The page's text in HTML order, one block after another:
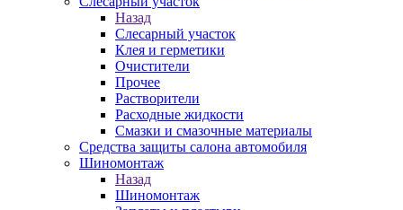
Назад
Слесарный участок
Клея и герметики
Очистители
Прочее
Растворители
Расходные жидкости
Смазки и смазочные материалы
Средства защиты салона автомобиля
Шиномонтаж
Назад
Шиномонтаж